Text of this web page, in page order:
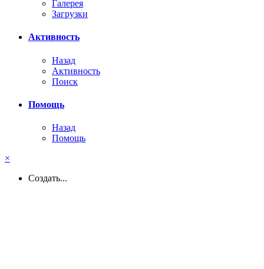
Галерея
Загрузки
Активность
Назад
Активность
Поиск
Помощь
Назад
Помощь
×
Создать...